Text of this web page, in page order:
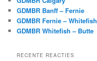
GDMBR Banff – Fernie
GDMBR Fernie – Whitefish
GDMBR Whitefish – Butte
RECENTE REACTIES